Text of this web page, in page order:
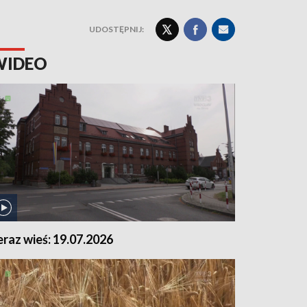
UDOSTĘPNIJ:
wieś: 19.07.2026